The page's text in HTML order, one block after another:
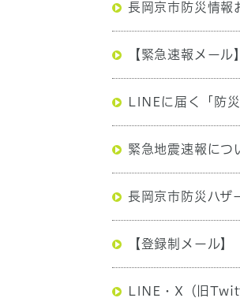
長岡京市防災情報
【緊急速報メー
LINEに届く「防
緊急地震速報につ
長岡京市防災ハザ
【登録制メール
LINE・X（旧